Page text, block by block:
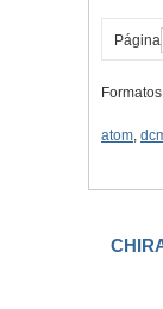
Página
atom,